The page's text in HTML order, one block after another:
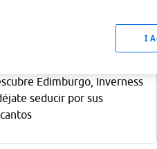
- 8 días desde
Edimburgo, Inverness
seducir por sus
I